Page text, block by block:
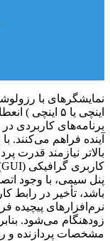
اینچی یا ۵
برنامه‌های کاربردی
آینده فراهم می‌کنند.
پنل سیمی، با وجود
باشد، تأخیر در رابط
نرم‌افزارهای پیچیده
زودهنگام می‌شود.
مشخصات پردازنده و